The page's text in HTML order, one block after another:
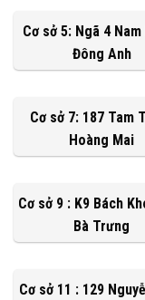
Cơ sở 5: Ngã 4
Đông Anh
Cơ sở 7: 187 Tam
Hoàng Mai
Cơ sở 9 : K9 Bách
Bà Trưng
Cơ sở 11 : 129